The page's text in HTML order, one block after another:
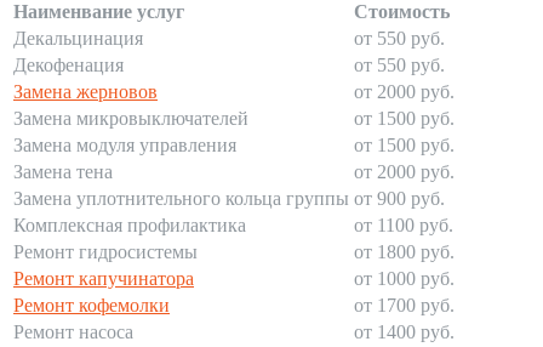
Наименвание услуг
Стоимость
Декальцинация
от 550 руб.
Декофенация
от 550 руб.
Замена жерновов
от 2000 руб.
Замена микровыключателей
от 1500 руб.
Замена модуля управления
от 1500 руб.
Замена тена
от 2000 руб.
Замена уплотнительного кольца группы от 900 руб.
Комплексная профилактика
от 1100 руб.
Ремонт гидросистемы
от 1800 руб.
Ремонт капучинатора
от 1000 руб.
Ремонт кофемолки
от 1700 руб.
Ремонт насоса
от 1400 руб.